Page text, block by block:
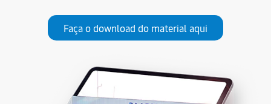
Faça o download do material aqui